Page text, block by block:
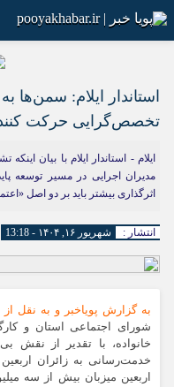
سروش
آپارات رمز عبور
مرا به خاطر بسپار
استاندار ایلام:
تخصص‌گرایی حرکت
ایلام - استاندار ایلام با بیان
مدیران اجرایی در مسیر توسعه
اثرگذاری بیشتر باید بر دو اصل
انتشار : شهریور ۱۶, ۱۴۰۴ - 13:18
به گزارش پویاخبر و به نقل از
شورای اجتماعی استان و
خانواده، با تقدیر از نقش
خدمت‌رسانی به زائران